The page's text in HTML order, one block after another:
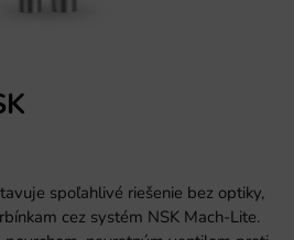
spoľahlivé riešenie bez optiky,
cez systém NSK Mach-Lite.